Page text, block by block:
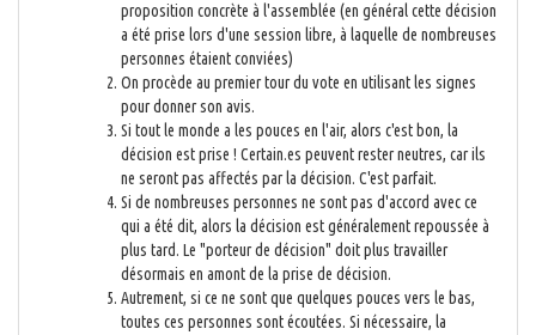
proposition concrète à l'assemblée (en général cette décision
a été prise lors d'une session libre, à laquelle de nombreuses
personnes étaient conviées)
On procède au premier tour du vote en utilisant les signes
pour donner son avis.
Si tout le monde a les pouces en l'air, alors c'est bon, la
décision est prise ! Certain.es peuvent rester neutres, car ils
ne seront pas affectés par la décision. C'est parfait.
Si de nombreuses personnes ne sont pas d'accord avec ce
qui a été dit, alors la décision est généralement repoussée à
plus tard. Le "porteur de décision" doit plus travailler
désormais en amont de la prise de décision.
Autrement, si ce ne sont que quelques pouces vers le bas,
toutes ces personnes sont écoutées. Si nécessaire, la